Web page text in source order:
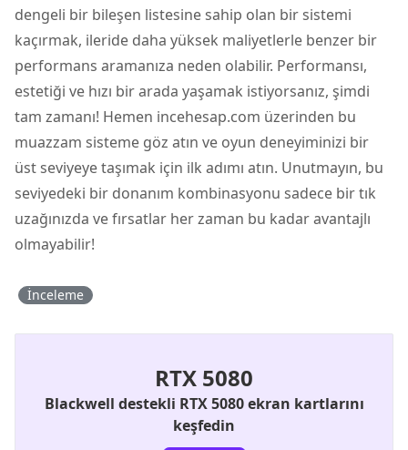
dengeli bir bileşen listesine sahip olan bir sistemi
kaçırmak, ileride daha yüksek maliyetlerle benzer bir
performans aramanıza neden olabilir. Performansı,
estetiği ve hızı bir arada yaşamak istiyorsanız, şimdi
tam zamanı! Hemen incehesap.com üzerinden bu
muazzam sisteme göz atın ve oyun deneyiminizi bir
üst seviyeye taşımak için ilk adımı atın. Unutmayın, bu
seviyedeki bir donanım kombinasyonu sadece bir tık
uzağınızda ve fırsatlar her zaman bu kadar avantajlı
olmayabilir!
İnceleme
RTX 5080
Blackwell destekli RTX 5080 ekran kartlarını
keşfedin